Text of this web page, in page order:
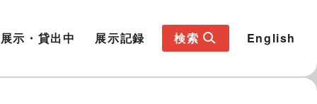
展示・貸出中 展示記録 検索 English